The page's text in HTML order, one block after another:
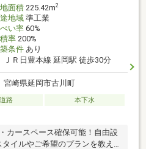
面積225.42m2
地域準工業
い率60%
率200%
条件あり
ＪＲ日豊本線 延岡駅 徒歩30分
宮崎県延岡市古川町
路
本下水
カースペース確保可能！自由設
イルやご希望のプランを教えて